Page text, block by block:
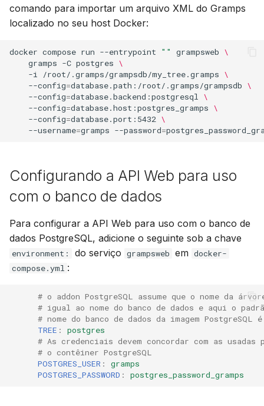
comando para importar um arquivo XML do Gramps
localizado no seu host Docker:
docker compose run --entrypoint "" grampsweb \
gramps -C postgres \
-i
/root/.gramps/grampsdb/my_tree.gramps \
--config=database.path:/root/.gramps/grampsdb \
--config=database.backend:postgresql
\
--config=database.host:postgres_gramps \
--config=database.port:5432 \
--username=gramps --password=
Configurando a API Web para uso
com o banco de dados
Para configurar a API Web para uso com o banco de
dados PostgreSQL, adicione o seguinte sob a chave
environment: do serviço grampsweb em docker-
compose.yml :
# o addon PostgreSQL assume que o nome da
# igual ao nome do banco de dados e aqui o
# nome do banco de dados da imagem PostgreSQL
TREE :
postgres
# As credenciais devem concordar com as usadas
# o contêiner PostgreSQL
POSTGRES_USER :
gramps
POSTGRES_PASSWORD : postgres_password_gramps